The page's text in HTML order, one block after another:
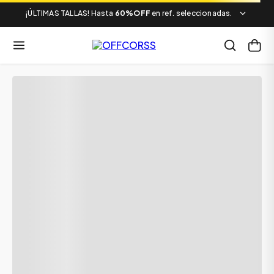
¡ÚLTIMAS TALLAS! Hasta 60%OFF en ref. seleccionadas.